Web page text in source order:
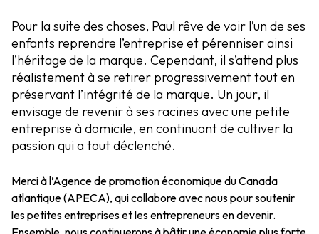
Pour la suite des choses, Paul rêve de voir l’un de ses
enfants reprendre l’entreprise et pérenniser ainsi
l’héritage de la marque. Cependant, il s’attend plus
réalistement à se retirer progressivement tout en
préservant l’intégrité de la marque. Un jour, il
envisage de revenir à ses racines avec une petite
entreprise à domicile, en continuant de cultiver la
passion qui a tout déclenché.
Merci à l’Agence de promotion économique du Canada
atlantique (APECA), qui collabore avec nous pour soutenir
les petites entreprises et les entrepreneurs en devenir.